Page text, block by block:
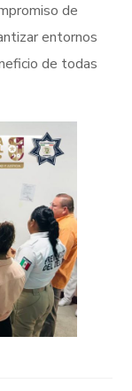
de
entornos
de todas